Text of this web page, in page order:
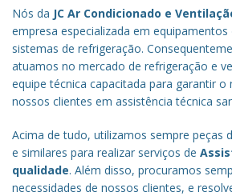
Nós da JC Ar Condicionado e
empresa especializada em
sistemas de refrigeração.
atuamos no mercado de refrigeração e
equipe técnica capacitada para garantir o
nossos clientes em assistência técnica
Acima de tudo, utilizamos sempre peças
e similares para realizar serviços de
qualidade. Além disso, procuramos
necessidades de nossos clientes, e